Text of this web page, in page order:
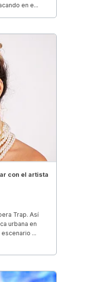
en e...
con el artista
Trap. Así
urbana en
...